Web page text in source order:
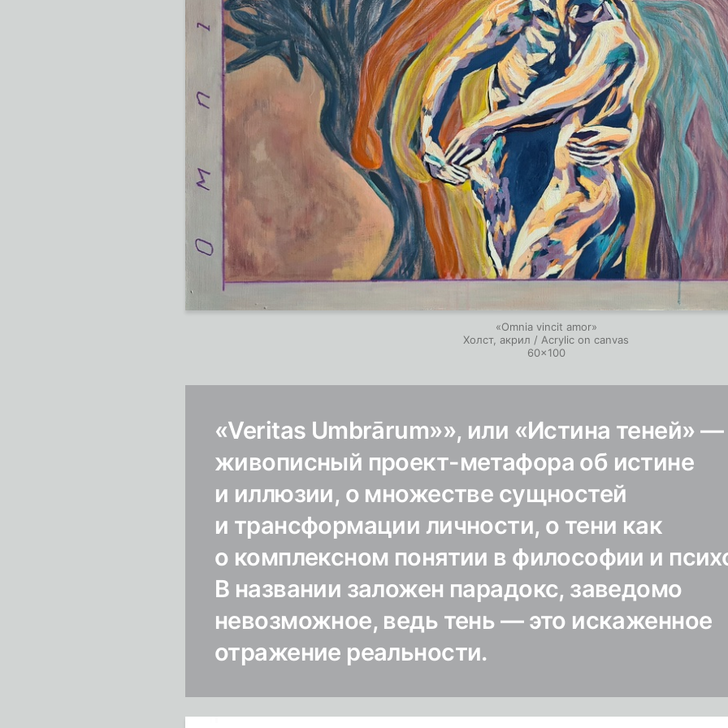
«Omnia vincit amor»
Холст, акрил / Acrylic on canvas
60×100
«Veritas Umbrārum»», или «Истина теней» —
живописный проект-метафора об истине
и иллюзии, о множестве сущностей
и трансформации личности, о тени как
о комплексном понятии в философии и
В названии заложен парадокс, заведомо
невозможное, ведь тень — это искаженное
отражение реальности.